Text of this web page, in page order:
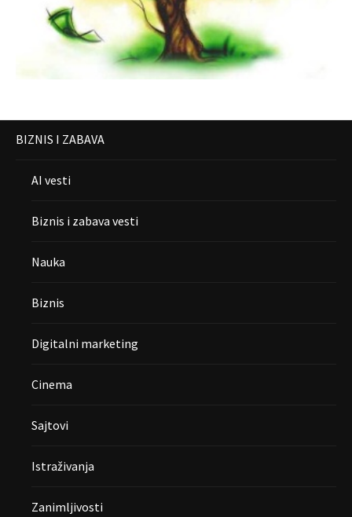
BIZNIS I ZABAVA
AI vesti
Biznis i zabava vesti
Nauka
Biznis
Digitalni marketing
Cinema
Sajtovi
Istraživanja
Zanimljivosti